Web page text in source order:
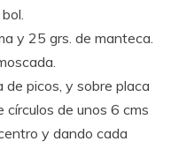
y 25 grs. de manteca.
de picos, y sobre placa
de unos 6 cms
y dando cada